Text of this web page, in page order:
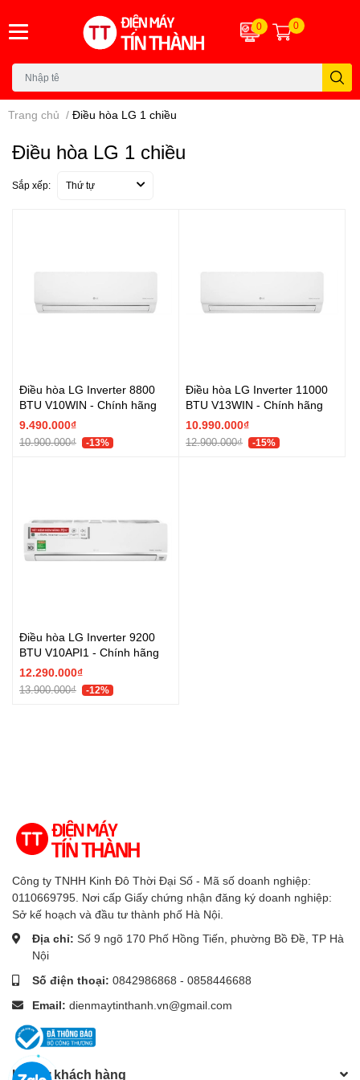
0 0
Trang chủ / Điều hòa LG 1 chiều
Điều hòa LG 1 chiều
Sắp xếp: Thứ tự
Điều hòa LG Inverter 8800
BTU V10WIN - Chính hãng
9.490.000₫
10.900.000₫ -13%
Điều hòa LG Inverter 11000
BTU V13WIN - Chính hãng
10.990.000₫
12.900.000₫ -15%
Điều hòa LG Inverter 9200
BTU V10API1 - Chính hãng
12.290.000₫
13.900.000₫ -12%
Công ty TNHH Kinh Đô Thời Đại Số - Mã số doanh nghiệp:
0110669795. Nơi cấp Giấy chứng nhận đăng ký doanh nghiệp:
Sở kế hoạch và đầu tư thành phố Hà Nội.
Địa chỉ: Số 9 ngõ 170 Phố Hồng Tiến, phường Bồ Đề, TP Hà
Nội
Số điện thoại: 0842986868 - 0858446688
Email: dienmaytinthanh.vn@gmail.com
Hỗ trợ khách hàng